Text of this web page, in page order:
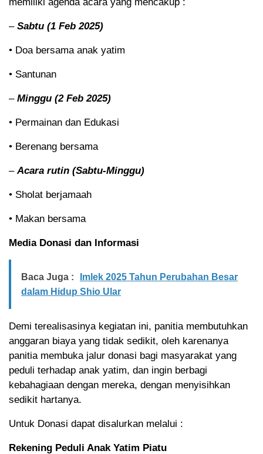
– Sabtu (1 Feb 2025)
• Doa bersama anak yatim
• Santunan
– Minggu (2 Feb 2025)
• Permainan dan Edukasi
• Berenang bersama
– Acara rutin (Sabtu-Minggu)
• Sholat berjamaah
• Makan bersama
Media Donasi dan Informasi
Baca Juga :
Imlek 2025 Tahun Perubahan Besar
dalam Hidup Shio Ular
Demi terealisasinya kegiatan ini, panitia membutuhkan
anggaran biaya yang tidak sedikit, oleh karenanya
panitia membuka jalur donasi bagi masyarakat yang
peduli terhadap anak yatim, dan ingin berbagi
kebahagiaan dengan mereka, dengan menyisihkan
sedikit hartanya.
Untuk Donasi dapat disalurkan melalui :
Rekening Peduli Anak Yatim Piatu